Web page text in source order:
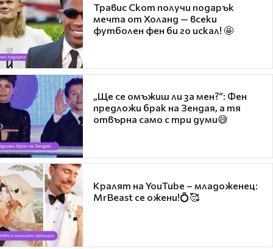
Травис Скот получи подарък
мечта от Холанд — всеки
футболен фен би го искал! 🤩
„Ще се омъжиш ли за мен?“: Фен
предложи брак на Зендая, а тя
отвърна само с три думи😅
Кралят на YouTube – младоженец:
MrBeast се ожени!💍🥰